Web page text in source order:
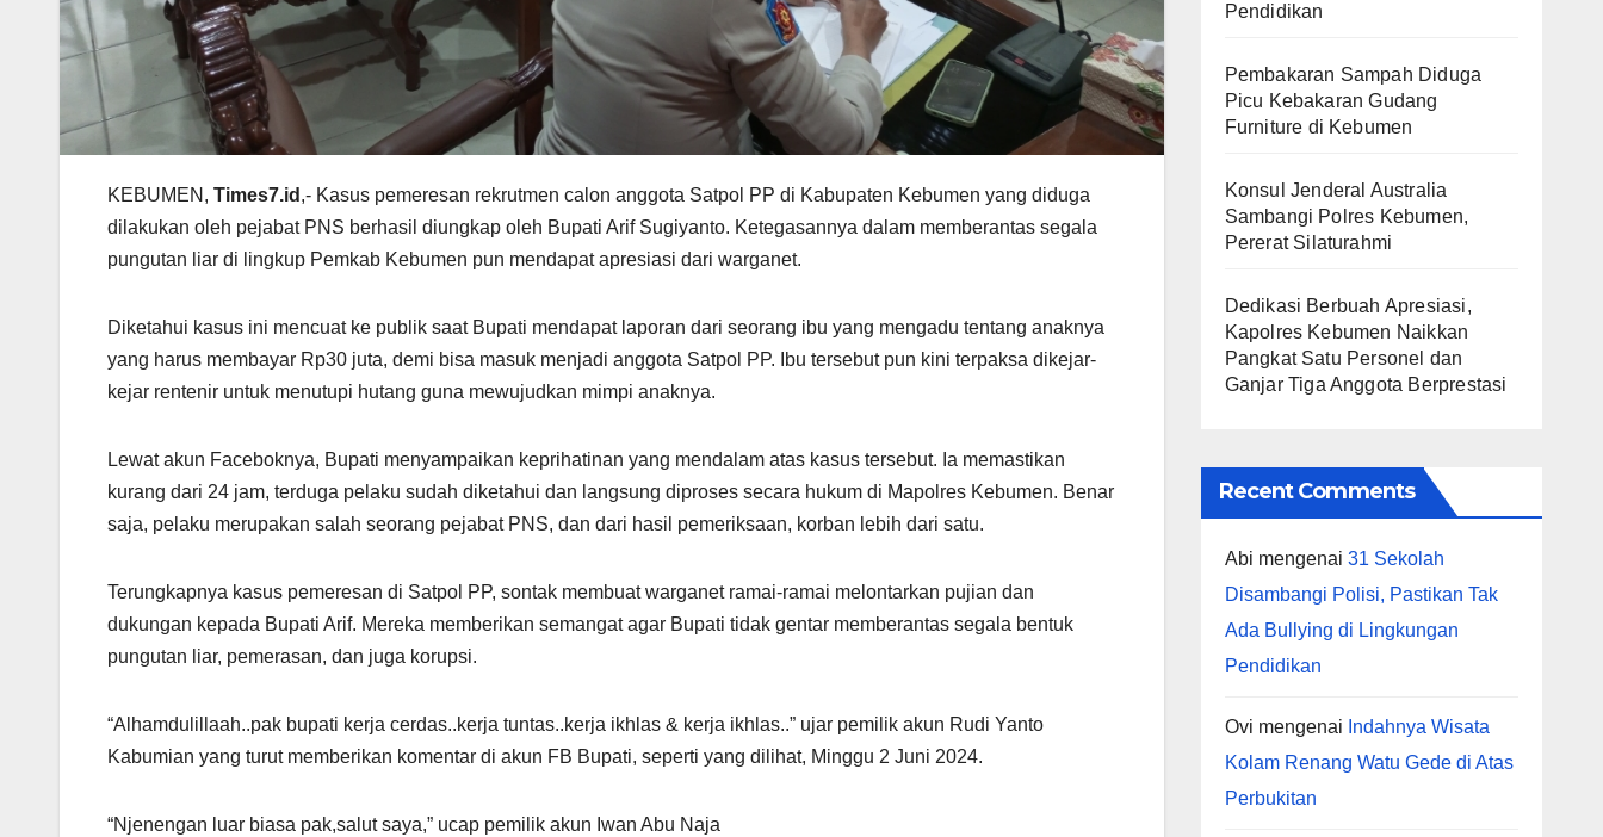
KEBUMEN, Times7.id ,- Kasus pemeresan rekrutmen calon anggota Satpol PP di Kabupaten Kebumen yang diduga
dilakukan oleh pejabat PNS berhasil diungkap oleh Bupati Arif Sugiyanto. Ketegasannya dalam memberantas segala
pungutan liar di lingkup Pemkab Kebumen pun mendapat apresiasi dari warganet.
Diketahui kasus ini mencuat ke publik saat Bupati mendapat laporan dari seorang ibu yang mengadu tentang anaknya
yang harus membayar Rp30 juta, demi bisa masuk menjadi anggota Satpol PP. Ibu tersebut pun kini terpaksa dikejar-
kejar rentenir untuk menutupi hutang guna mewujudkan mimpi anaknya.
Lewat akun Faceboknya, Bupati menyampaikan keprihatinan yang mendalam atas kasus tersebut. Ia memastikan
kurang dari 24 jam, terduga pelaku sudah diketahui dan langsung diproses secara hukum di Mapolres Kebumen. Benar
saja, pelaku merupakan salah seorang pejabat PNS, dan dari hasil pemeriksaan, korban lebih dari satu.
Terungkapnya kasus pemeresan di Satpol PP, sontak membuat warganet ramai-ramai melontarkan pujian dan
dukungan kepada Bupati Arif. Mereka memberikan semangat agar Bupati tidak gentar memberantas segala bentuk
pungutan liar, pemerasan, dan juga korupsi.
“Alhamdulillaah..pak bupati kerja cerdas..kerja tuntas..kerja ikhlas & kerja ikhlas..” ujar pemilik akun Rudi Yanto
Kabumian yang turut memberikan komentar di akun FB Bupati, seperti yang dilihat, Minggu 2 Juni 2024.
“Njenengan luar biasa pak,salut saya,” ucap pemilik akun Iwan Abu Naja
Pendidikan
Pembakaran Sampah Diduga
Picu Kebakaran Gudang
Furniture di Kebumen
Konsul Jenderal Australia
Sambangi Polres Kebumen,
Pererat Silaturahmi
Dedikasi Berbuah Apresiasi,
Kapolres Kebumen Naikkan
Pangkat Satu Personel dan
Ganjar Tiga Anggota Berprestasi
Recent Comments
Abi mengenai 31 Sekolah
Disambangi Polisi, Pastikan Tak
Ada Bullying di Lingkungan
Pendidikan
Ovi mengenai Indahnya Wisata
Kolam Renang Watu Gede di Atas
Perbukitan